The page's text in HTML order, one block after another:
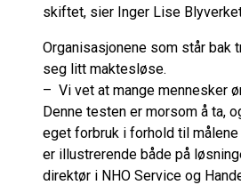
skiftet, sier Inger Lise
Organisasjonene som står bak
seg litt maktesløse.
– Vi vet at mange mennesker
Denne testen er morsom å ta,
eget forbruk i forhold til
er illustrerende både på
direktør i NHO Service og